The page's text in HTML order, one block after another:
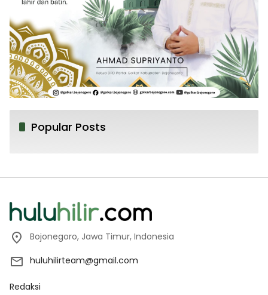
Popular Posts
Bojonegoro, Jawa Timur, Indonesia
huluhilirteam@gmail.com
Redaksi